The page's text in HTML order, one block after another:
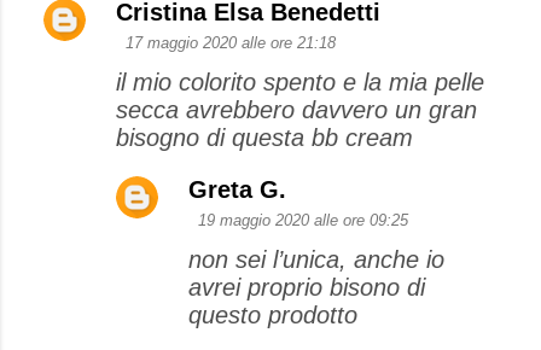
Cristina Elsa Benedetti
17 maggio 2020 alle ore 21:18
il mio colorito spento e la mia pelle
secca avrebbero davvero un gran
bisogno di questa bb cream
Greta G.
19 maggio 2020 alle ore 09:25
non sei l’unica, anche io
avrei proprio bisono di
questo prodotto